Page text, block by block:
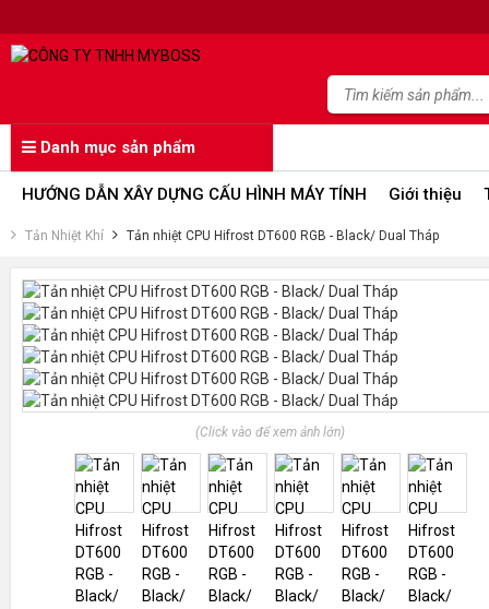
Danh mục sản phẩm
HƯỚNG DẪN XÂY DỰNG CẤU HÌNH MÁY TÍNH Giới thiệu
Tản Nhiệt Khí Tản nhiệt CPU Hifrost DT600 RGB - Black/ Dual Tháp
(Click vào để xem ảnh lớn)